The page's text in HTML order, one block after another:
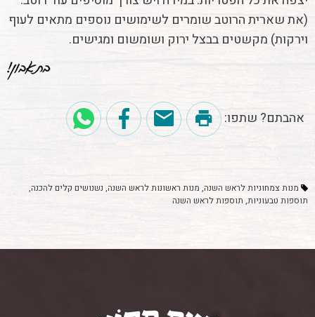
(את שארית הרוטב שומרים לשימושים נוספים מתאים לעוף
וירקות) מקשטים בבצל ירוק ושומשום ומגישים.
אהבתם? שתפו:
מנות צמחוניות לראש השנה מנות ראשונות לראש השנה נשנושים קלים להכנה
תוספות טבעוניות תוספות לראש השנה